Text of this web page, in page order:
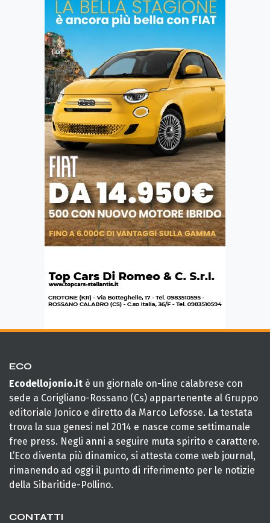
ECO
Ecodellojonio.it è un giornale on-line calabrese con
sede a Corigliano-Rossano (Cs) appartenente al Gruppo
editoriale Jonico e diretto da Marco Lefosse. La testata
trova la sua genesi nel 2014 e nasce come settimanale
free press. Negli anni a seguire muta spirito e carattere.
L’Eco diventa più dinamico, si attesta come web journal,
rimanendo ad oggi il punto di riferimento per le notizie
della Sibaritide-Pollino.
CONTATTI